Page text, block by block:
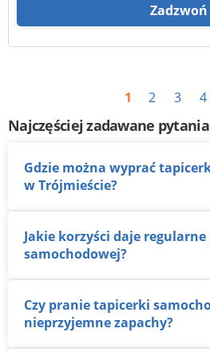
Zadzwoń
1 2 3 4
Najczęściej zadawane pytania
Gdzie można wyprać tapicerkę samochodową
w Trójmieście?
Jakie korzyści daje regularne pranie tapicerki
samochodowej?
Czy pranie tapicerki samochodowej usuwa
nieprzyjemne zapachy?